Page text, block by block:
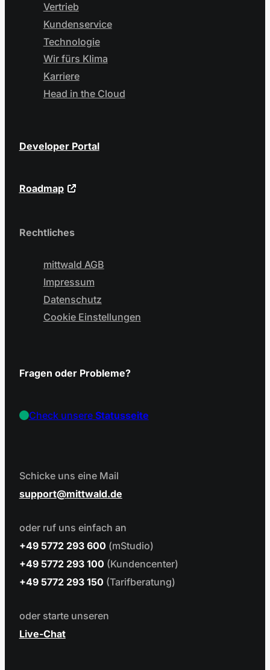
Vertrieb
Kundenservice
Technologie
Wir fürs Klima
Karriere
Head in the Cloud
Developer Portal
Roadmap
Rechtliches
mittwald AGB
Impressum
Datenschutz
Cookie Einstellungen
Fragen oder Probleme?
Check unsereStatusseite
Schicke uns eine Mail
support
mittwald.de
oder ruf uns einfach an
+49 5772 293 600 (mStudio)
+49 5772 293 100 (Kundencenter)
+49 5772 293 150 (Tarifberatung)
oder starte unseren
Live-Chat